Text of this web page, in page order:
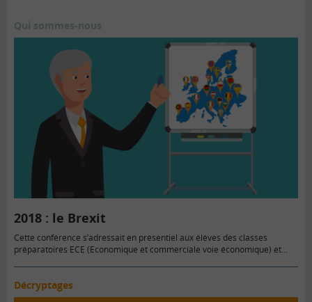
Qui sommes-nous
2018 : le Brexit
Cette conférence s’adressait en présentiel aux élèves des classes
préparatoires ECE (Economique et commerciale voie économique) et
Décryptages